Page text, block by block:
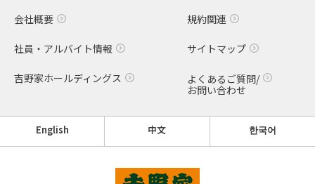
会社概要 規約関連
社員・アルバイト情報 サイトマップ
吉野家ホールディングス
よくあるご質問/
お問い合わせ
English 中文 한국어